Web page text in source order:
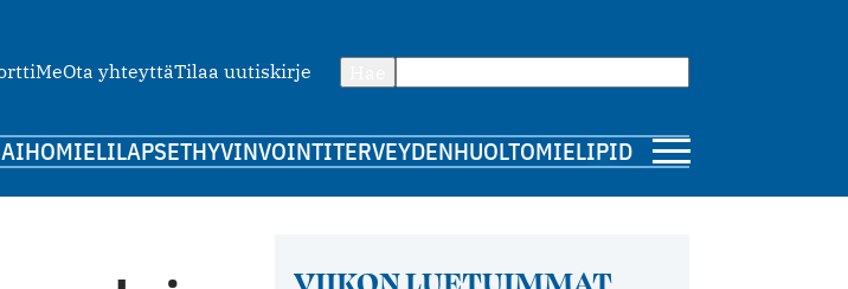
MeOta yhteyttäTilaa uutiskirje
IHOMIELILAPSETHYVINVOINTITERVEYDENHUOLTOMIELIPIDE